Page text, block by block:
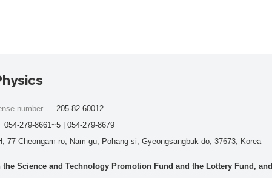
77 Cheongam-ro, Nam-gu, Pohang-si, Gyeongsangbuk-do, 37673, Korea
number
205-82-60012
054-279-8661~5 | 054-279-8679
Science and Technology Promotion Fund and the Lottery Fund,